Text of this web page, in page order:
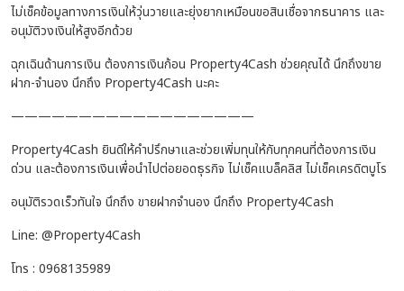
ไม่เช็คข้อมูลทางการเงินให้วุ่นวายและยุ่งยากเหมือนขอสินเชื่อจากธนาคาร และ
อนุมัติวงเงินให้สูงอีกด้วย
ฉุกเฉินด้านการเงิน ต้องการเงินก้อน Property4Cash ช่วยคุณได้ นึกถึงขาย
ฝาก-จำนอง นึกถึง Property4Cash นะคะ
——————————————————
Property4Cash ยินดีให้คำปรึกษาและช่วยเพิ่มทุนให้กับทุกคนที่ต้องการเงิน
ด่วน และต้องการเงินเพื่อนำไปต่อยอดธุรกิจ ไม่เช็คแบล็คลิส ไม่เช็คเครดิตบูโร
อนุมัติรวดเร็วทันใจ นึกถึง ขายฝากจำนอง นึกถึง Property4Cash
Line: @Property4Cash
โทร : 0968135989